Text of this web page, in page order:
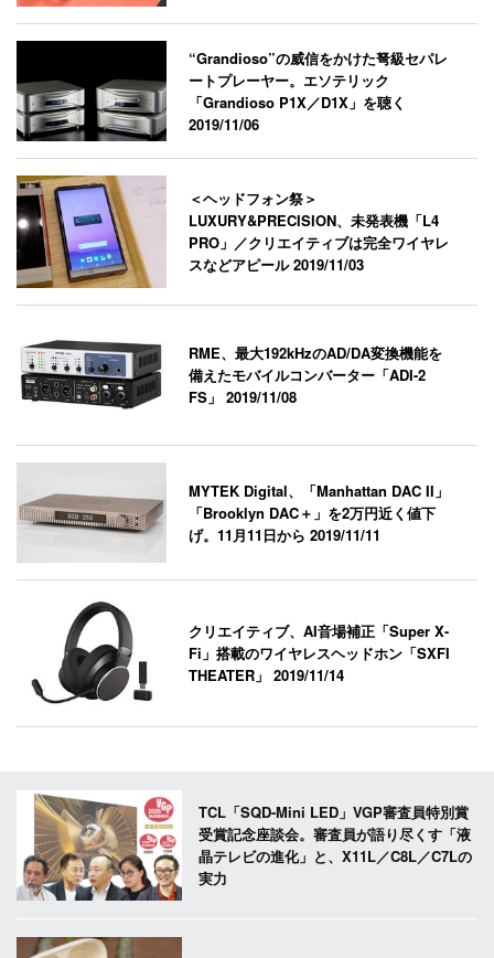
“Grandioso”の威信をかけた弩級セパレ
ートプレーヤー。エソテリック
「Grandioso P1X／D1X」を聴く
2019/11/06
＜ヘッドフォン祭＞
LUXURY&PRECISION、未発表機「L4
PRO」／クリエイティブは完全ワイヤレ
スなどアピール2019/11/03
RME、最大192kHzのAD/DA変換機能を
備えたモバイルコンバーター「ADI-2
FS」2019/11/08
MYTEK Digital、「Manhattan DAC II」
「Brooklyn DAC＋」を2万円近く値下
げ。11月11日から2019/11/11
クリエイティブ、AI音場補正「Super X-
Fi」搭載のワイヤレスヘッドホン「SXFI
THEATER」2019/11/14
TCL「SQD-Mini LED」VGP審査員特別賞
受賞記念座談会。審査員が語り尽くす「液
晶テレビの進化」と、X11L／C8L／C7Lの
実力